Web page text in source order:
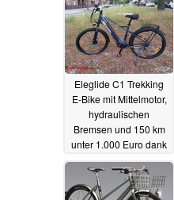
Eleglide C1 Trekking
E-Bike mit Mittelmotor,
hydraulischen
Bremsen und 150 km
unter 1.000 Euro dank
Exklusiv-Rabatt
25.06.2025